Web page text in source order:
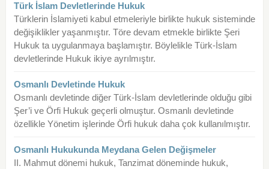
Türk İslam Devletlerinde Hukuk
Türklerin İslamiyeti kabul etmeleriyle birlikte hukuk sisteminde
değişiklikler yaşanmıştır. Töre devam etmekle birlikte Şeri
Hukuk ta uygulanmaya başlamıştır. Böylelikle Türk-İslam
devletlerinde Hukuk ikiye ayrılmıştır.
Osmanlı Devletinde Hukuk
Osmanlı devletinde diğer Türk-İslam devletlerinde olduğu gibi
Şer’i ve Örfi Hukuk geçerli olmuştur. Osmanlı devletinde
özellikle Yönetim işlerinde Örfi hukuk daha çok kullanılmıştır.
Osmanlı Hukukunda Meydana Gelen Değişmeler
II. Mahmut dönemi hukuk, Tanzimat döneminde hukuk,